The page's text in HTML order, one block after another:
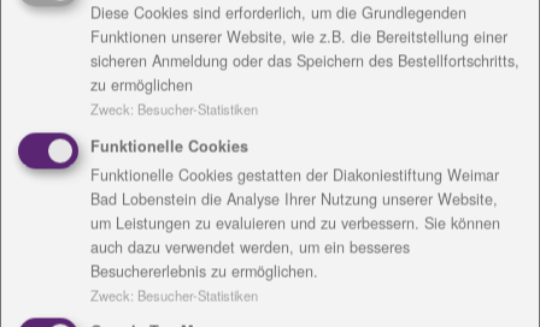
Kontakt
Kathi Berny
Ansprechpartnerin Ambulant-Psychiatrische Pflege
Grunstedter Weg 3
99428 Grammetal OT Nohra
Mobil: 0176 - 10553390
Diese Cookies sind erforderlich, um die Grundlegenden
Funktionen unserer Website, wie z.B. die Bereitstellung einer
sicheren Anmeldung oder das Speichern des Bestellfortschritts,
zu ermöglichen
Zweck: Besucher-Statistiken
Funktionelle Cookies
Funktionelle Cookies gestatten der Diakoniestiftung Weimar
Bad Lobenstein die Analyse Ihrer Nutzung unserer Website,
um Leistungen zu evaluieren und zu verbessern. Sie können
auch dazu verwendet werden, um ein besseres
Besuchererlebnis zu ermöglichen.
Zweck: Besucher-Statistiken